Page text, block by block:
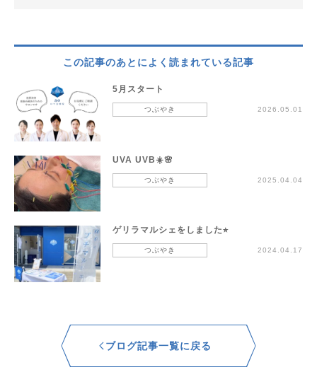
この記事のあとによく読まれている記事
5月スタート
つぶやき 2026.05.01
UVA UVB☀️🌸
つぶやき 2025.04.04
ゲリラマルシェをしました⭐︎
つぶやき 2024.04.17
ブログ記事一覧に戻る